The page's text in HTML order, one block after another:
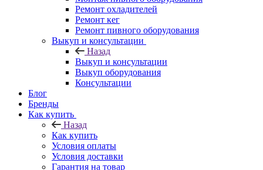
Ремонт охладителей
Ремонт кег
Ремонт пивного оборудования
Выкуп и консультации
Назад
Выкуп и консультации
Выкуп оборудования
Консультации
Блог
Бренды
Как купить
Назад
Как купить
Условия оплаты
Условия доставки
Гарантия на товар